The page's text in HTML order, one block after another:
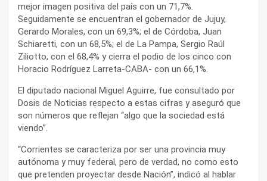
mejor imagen positiva del país con un 71,7%.
Seguidamente se encuentran el gobernador de Jujuy,
Gerardo Morales, con un 69,3%; el de Córdoba, Juan
Schiaretti, con un 68,5%; el de La Pampa, Sergio Raúl
Ziliotto, con el 68,4% y cierra el podio de los cinco con
Horacio Rodríguez Larreta-CABA- con un 66,1%.
El diputado nacional Miguel Aguirre, fue consultado por
Dosis de Noticias respecto a estas cifras y aseguró que
son números que reflejan “algo que la sociedad está
viendo”.
“Corrientes se caracteriza por ser una provincia muy
autónoma y muy federal, pero de verdad, no como esto
que pretenden proyectar desde Nación”, indicó al hablar